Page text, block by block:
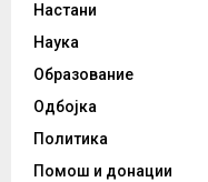
Настани
Наука
Образование
Одбојка
Политика
Помош и донации